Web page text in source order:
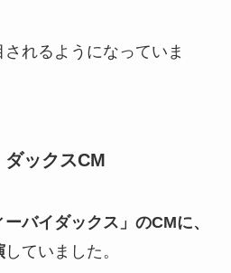
れるようになっていま
ックスCM
バイダックス」のCMに、
していました。